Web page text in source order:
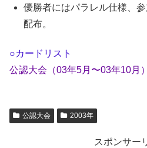
優勝者にはパラレル仕様、
配布。
○カードリスト
公認大会（03年5月〜03年10月）
公認大会 2003年
スポンサー